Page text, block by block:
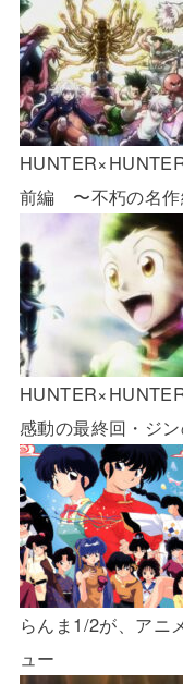
前編 〜不朽の名作
感動の最終回・ジ
らんま1/2が、アニ
ュー